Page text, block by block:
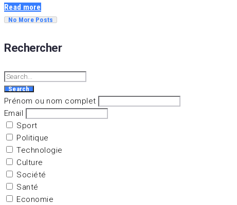
Read more
No More Posts
Rechercher
Search
for:
Search
Prénom ou nom complet
Email
Sport
Politique
Technologie
Culture
Société
Santé
Economie